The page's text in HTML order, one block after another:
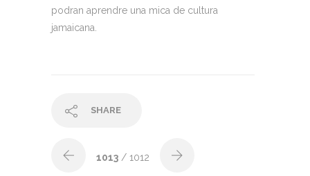
podran aprendre una mica de cultura
jamaicana.
SHARE
1013 / 1012